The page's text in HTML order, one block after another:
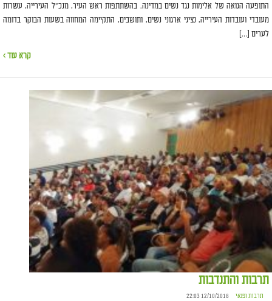
התופעה הגואה של אלימות נגד נשים במדינה. בהשתתפות ראש העיר, מנכ"ל העירייה, עשרות
מעובדי ועובדות העירייה, נציגי ארגוני נשים, ותושבים, התקיימה המחווה בשעות הבוקר בדומה
לערים […]
קרא עוד ›
תרבות והתנדבות
תרבות ופנאי 12/10/2018 22:03